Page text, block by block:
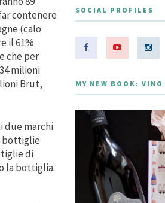
contenere
(calo
il 61%
che per
milioni
Brut,
due marchi
bottiglie
di
la bottiglia.
SOCIAL PROFILES
MY NEW BOOK: